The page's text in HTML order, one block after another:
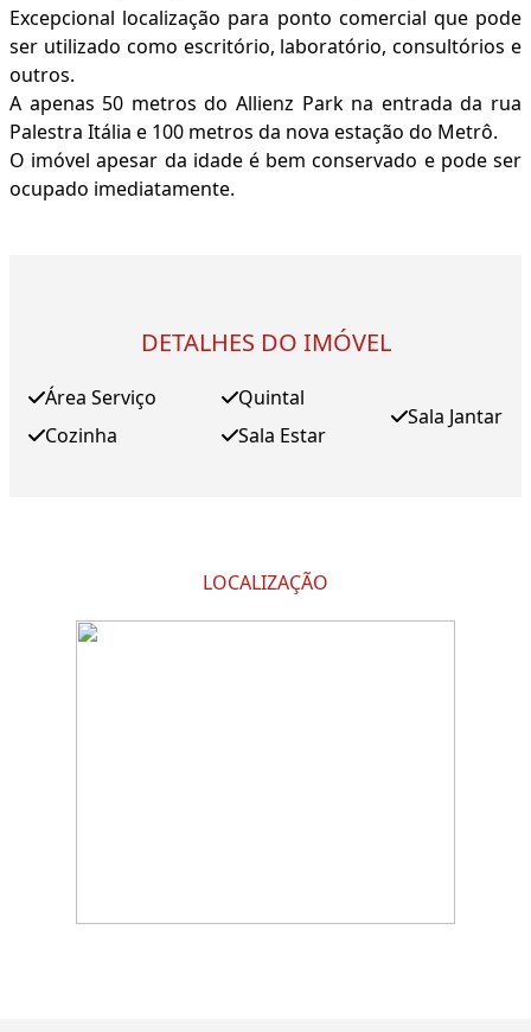
Excepcional localização para ponto comercial que pode
ser utilizado como escritório, laboratório, consultórios e
outros.
A apenas 50 metros do Allienz Park na entrada da rua
Palestra Itália e 100 metros da nova estação do Metrô.
O imóvel apesar da idade é bem conservado e pode ser
ocupado imediatamente.
DETALHES DO IMÓVEL
Área Serviço
Cozinha
Quintal
Sala Estar
Sala Jantar
LOCALIZAÇÃO